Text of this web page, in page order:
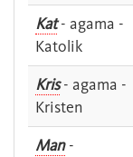
Kat- agama -
Katolik
Kris- agama -
Kristen
Man-